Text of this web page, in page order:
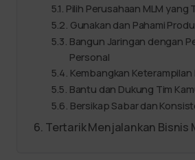
Pilih Perusahaan MLM yang
Gunakan dan Pahami
Bangun Jaringan dengan
Personal
Kembangkan Keterampilan
Bantu dan Dukung Tim
Bersikap Sabar dan
Tertarik Menjalankan Bisnis